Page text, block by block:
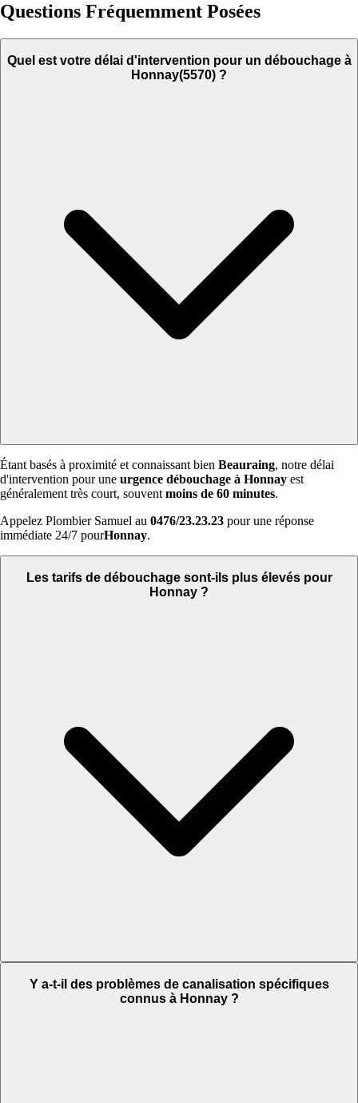
Questions Fréquemment Posées
Quel est votre délai d'intervention pour un débouchage à
Honnay(5570) ?
Étant basés à proximité et connaissant bien Beauraing, notre délai
d'intervention pour une urgence débouchage à Honnay est
généralement très court, souvent moins de 60 minutes.
Appelez Plombier Samuel au 0476/23.23.23 pour une réponse
immédiate 24/7 pourHonnay.
Les tarifs de débouchage sont-ils plus élevés pour
Honnay ?
Y a-t-il des problèmes de canalisation spécifiques
connus à Honnay ?